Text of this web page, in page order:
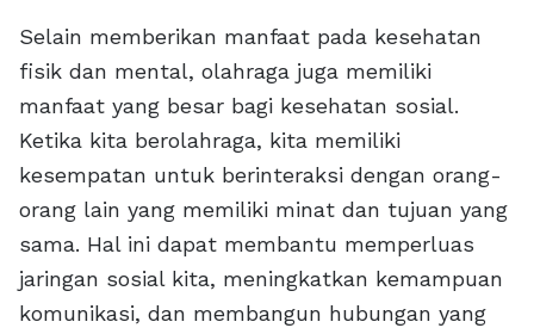
Selain memberikan manfaat pada kesehatan
fisik dan mental, olahraga juga memiliki
manfaat yang besar bagi kesehatan sosial.
Ketika kita berolahraga, kita memiliki
kesempatan untuk berinteraksi dengan orang-
orang lain yang memiliki minat dan tujuan yang
sama. Hal ini dapat membantu memperluas
jaringan sosial kita, meningkatkan kemampuan
komunikasi, dan membangun hubungan yang